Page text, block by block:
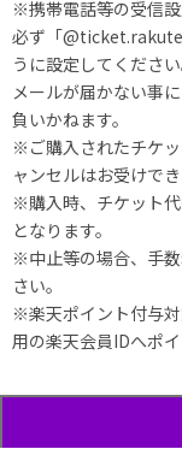
※携帯電話等の受信設
必ず「
うに設定してください
メールが届かない事
負いかねます。
※ご購入されたチケ
ャンセルはお受けでき
※購入時、チケット
となります。
※中止等の場合、手
さい。
※楽天ポイント付与
用の楽天会員IDへポ